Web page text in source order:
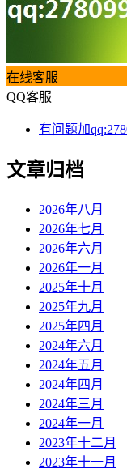
在线客服
QQ客服
有问题加
文章归档
2026年八月
2026年七月
2026年六月
2026年一月
2025年十月
2025年九月
2025年四月
2024年六月
2024年五月
2024年四月
2024年三月
2024年一月
2023年十二月
2023年十一月